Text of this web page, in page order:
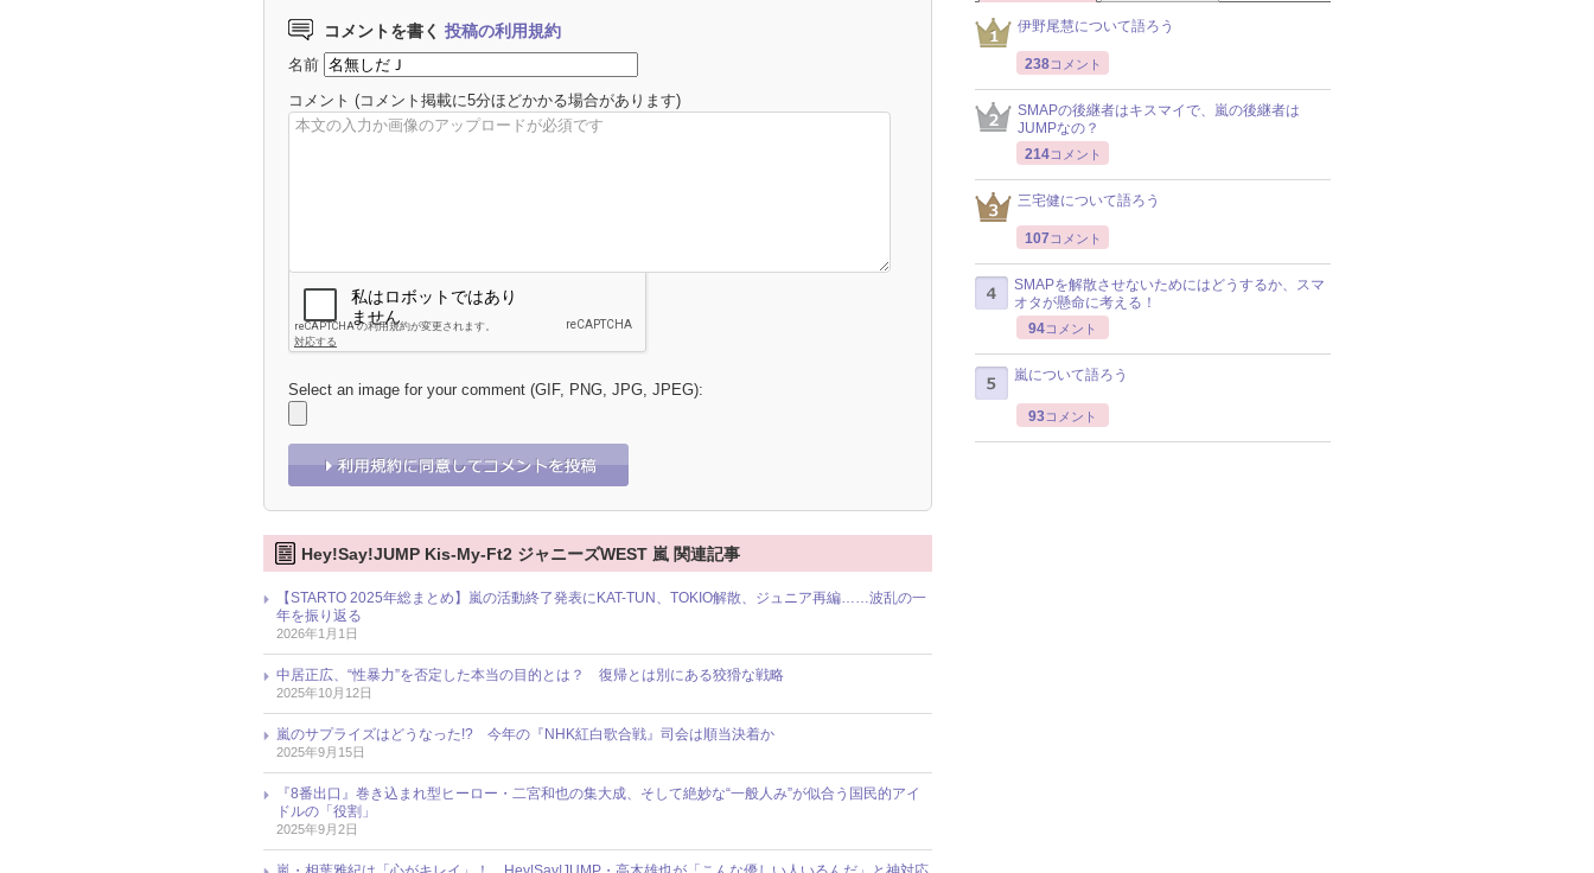
コメントを書く 投稿の利用規約
名前
コメント (コメント掲載に5分ほどかかる場合があります)
Select an image for your comment (GIF, PNG, JPG, JPEG):
Hey!Say!JUMP Kis-My-Ft2 ジャニーズWEST 嵐 関連記事
【STARTO 2025年総まとめ】嵐の活動終了発表にKAT-TUN、TOKIO解散、ジュニア再編……波乱の一
年を振り返る
2026年1月1日
中居正広、“性暴力”を否定した本当の目的とは？ 復帰とは別にある狡猾な戦略
2025年10月12日
嵐のサプライズはどうなった!? 今年の『NHK紅白歌合戦』司会は順当決着か
2025年9月15日
『8番出口』巻き込まれ型ヒーロー・二宮和也の集大成、そして絶妙な“一般人み”が似合う国民的アイ
ドルの「役割」
2025年9月2日
伊野尾慧について語ろう
238コメント
SMAPの後継者はキスマイで、嵐の後継者は
JUMPなの？
214コメント
三宅健について語ろう
107 コメント
SMAPを解散させないためにはどうするか、スマ
オタが懸命に考える！
94コメント
嵐について語ろう
93コメント